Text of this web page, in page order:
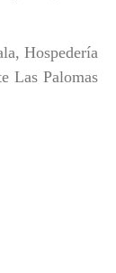
Hospedería
Las Palomas